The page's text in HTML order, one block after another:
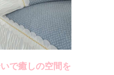
で癒しの空間を